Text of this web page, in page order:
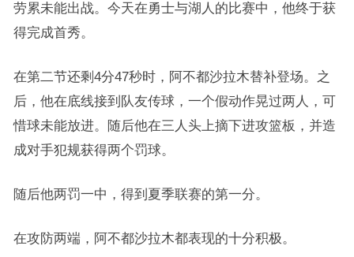
劳累未能出战。今天在勇士与湖人的比赛中，他终于获
得完成首秀。
在第二节还剩4分47秒时，阿不都沙拉木替补登场。之
后，他在底线接到队友传球，一个假动作晃过两人，可
惜球未能放进。随后他在三人头上摘下进攻篮板，并造
成对手犯规获得两个罚球。
随后他两罚一中，得到夏季联赛的第一分。
在攻防两端，阿不都沙拉木都表现的十分积极。